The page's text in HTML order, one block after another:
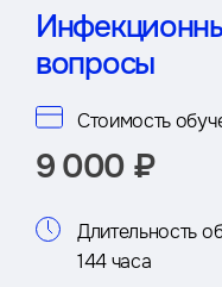
вопросы
Стоимость
9 000 ₽
Длительность
144 часа